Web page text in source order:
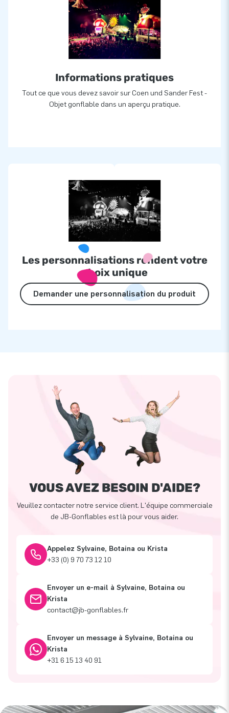
Informations pratiques
Tout ce que vous devez savoir sur Coen und Sander Fest -
Objet gonflable dans un aperçu pratique.
Les personnalisations rendent votre
choix unique
Demander une personnalisation du produit
VOUS AVEZ BESOIN D'AIDE?
Veuillez contacter notre service client. L'équipe commerciale
de JB-Gonflables est là pour vous aider.
Appelez Sylvaine, Botaina ou Krista
+33 (0) 9 70 73 12 10
Envoyer un e-mail à Sylvaine, Botaina ou
Krista
contact@jb-gonflables.fr
Envoyer un message à Sylvaine, Botaina ou
Krista
+31 6 15 13 40 91